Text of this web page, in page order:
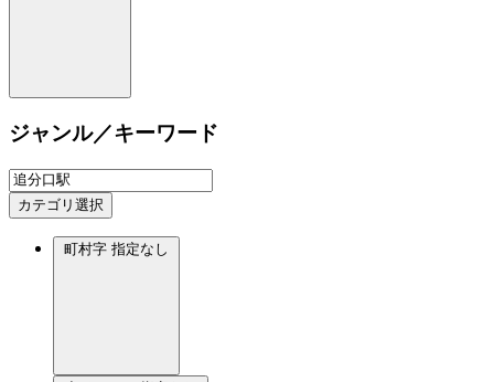
ジャンル／キーワード
カテゴリ選択
町村字 指定なし